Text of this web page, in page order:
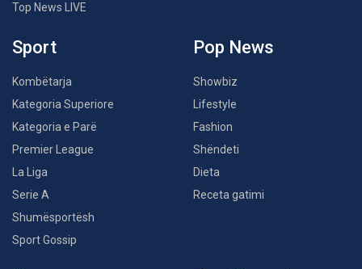
Top News LIVE
Sport
Kombëtarja
Kategoria Superiore
Kategoria e Parë
Premier League
La Liga
Serie A
Shumësportësh
Sport Gossip
Pop News
Showbiz
Lifestyle
Fashion
Shëndeti
Dieta
Receta gatimi